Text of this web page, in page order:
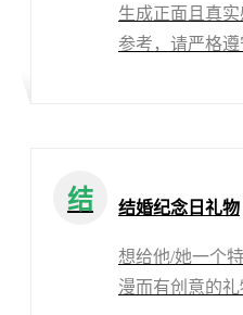
生成正面且真
参考，请严格
结 结婚纪念日礼物
想给他/她一个
漫而有创意的